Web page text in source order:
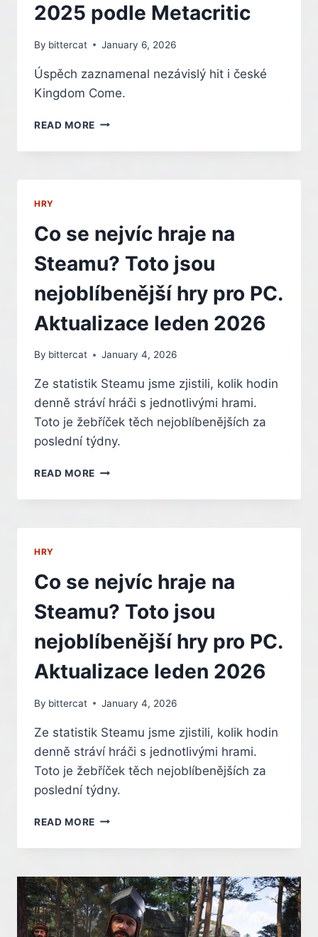
2025 podle Metacritic
By bittercat January 6, 2026
Úspěch zaznamenal nezávislý hit i české
Kingdom Come.
READ MORE NEJLEPŠÍ
HRY
HRY
Co se nejvíc hraje na
Steamu? Toto jsou
nejoblíbenější hry pro PC.
Aktualizace leden 2026
By bittercat January 4, 2026
Ze statistik Steamu jsme zjistili, kolik hodin
denně stráví hráči s jednotlivými hrami.
Toto je žebříček těch nejoblíbenějších za
poslední týdny.
READ MORE CO
NEJVÍC
JSOU
NEJOBLÍBENĚJŠÍ
HRY
PRO
PC.
AKTUALIZACE
LEDEN
2026
HRY
Co se nejvíc hraje na
Steamu? Toto jsou
nejoblíbenější hry pro PC.
Aktualizace leden 2026
By bittercat January 4, 2026
Ze statistik Steamu jsme zjistili, kolik hodin
denně stráví hráči s jednotlivými hrami.
Toto je žebříček těch nejoblíbenějších za
poslední týdny.
READ MORE CO
NEJVÍC
NA
STEAMU?
TOTO
JSOU